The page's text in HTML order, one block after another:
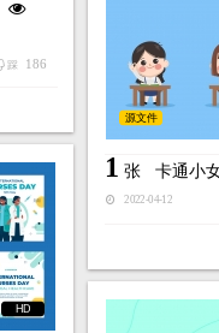
踩 186
源文件
1 张 卡通小
2022-04-12
HD